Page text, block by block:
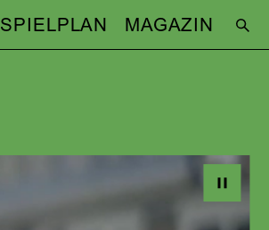
SPIELPLAN MAGAZIN